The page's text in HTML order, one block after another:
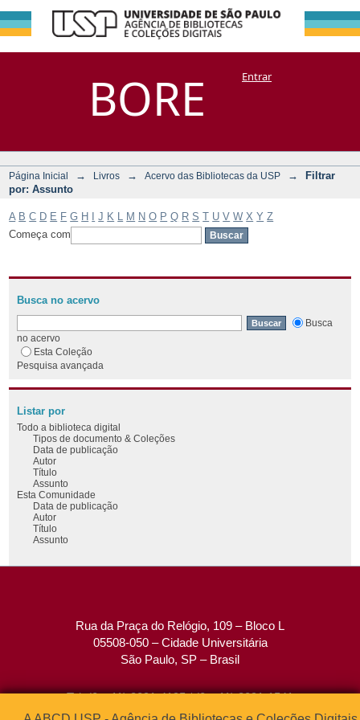
BORE
Filtrar por:
Assunto
DSpace/Manakin + CoriscoEntrar
Página Inicial → Livros → Acervo das Bibliotecas da USP →
Filtrar
por: Assunto
A B C D E F G H J K M N O P Q R S T U V W X Y Z
Começa com
Busca no acervo
Busca
no acervo
Esta Coleção
Pesquisa avançada
Listar por
Todo a biblioteca digital
Tipos de documento & Coleções
Data de publicação
Autor
Título
Assunto
Esta Comunidade
Data de publicação
Autor
Título
Assunto
Rua da Praça do Relógio, 109 – Bloco L
05508-050 – Cidade Universitária
São Paulo, SP – Brasil
Tel: (0xx11) 3091-4195 / (0xx11) 3091-1541
Fax: (0xx11) 3091-1567